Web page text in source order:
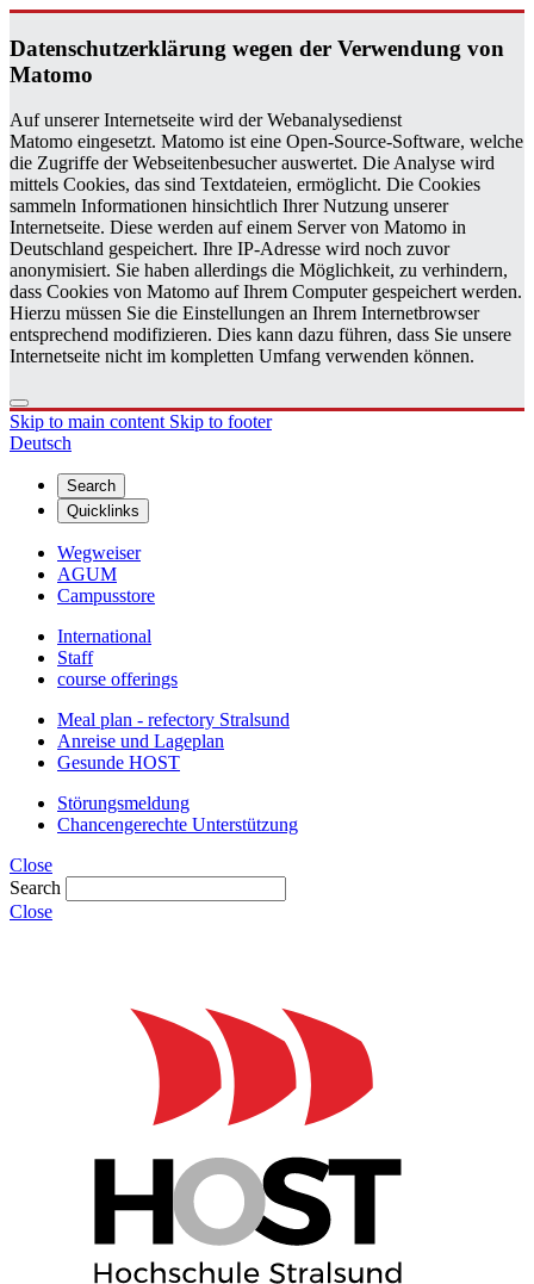
Daten­schutzerklärung wegen der Ver­wen­dung von
Matomo
Auf unserer Internetseite wird der Webanalysedienst
Matomo eingesetzt. Matomo ist eine Open-Source-Software, welche
die Zugriffe der Webseitenbesucher auswertet. Die Analyse wird
mittels Cookies, das sind Textdateien, ermöglicht. Die Cookies
sammeln Informationen hinsichtlich Ihrer Nutzung unserer
Internetseite. Diese werden auf einem Server von Matomo in
Deutschland gespeichert. Ihre IP-Adresse wird noch zuvor
anonymisiert. Sie haben allerdings die Möglichkeit, zu verhindern,
dass Cookies von Matomo auf Ihrem Computer gespeichert werden.
Hierzu müssen Sie die Einstellungen an Ihrem Internetbrowser
entsprechend modifizieren. Dies kann dazu führen, dass Sie unsere
Internetseite nicht im kompletten Umfang verwenden können.
Skip to main content Skip to footer
Deutsch
Search
Quicklinks
Wegweiser
AGUM
Campusstore
International
Staff
course offerings
Meal plan - refectory Stralsund
Anreise und Lageplan
Gesunde HOST
Störungsmeldung
Chancengerechte Unterstützung
Close
Search
Close